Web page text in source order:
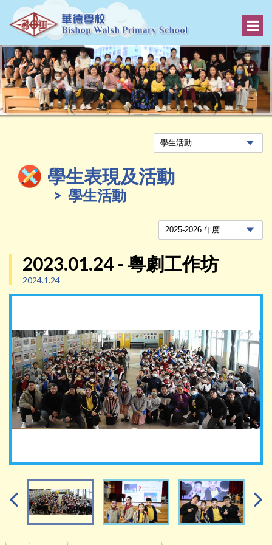
學生表現及活動
學生活動
2023.01.24 - 粵劇工作坊
2024.1.24